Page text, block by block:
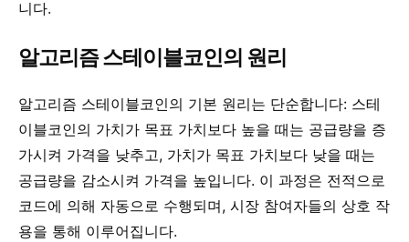
니다.
알고리즘 스테이블코인의 원리
알고리즘 스테이블코인의 기본 원리는 단순합니다: 스테
이블코인의 가치가 목표 가치보다 높을 때는 공급량을 증
가시켜 가격을 낮추고, 가치가 목표 가치보다 낮을 때는
공급량을 감소시켜 가격을 높입니다. 이 과정은 전적으로
코드에 의해 자동으로 수행되며, 시장 참여자들의 상호 작
용을 통해 이루어집니다.